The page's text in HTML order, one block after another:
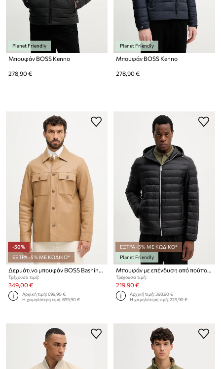
Planet Friendly
Μπουφάν BOSS Kenno
278,90 €
Planet Friendly
Μπουφάν BOSS Kenno
278,90 €
-50%
ΕΞΤΡΑ -5% ΜΕ ΚΩΔΙΚΟ*
Δερμάτινο μπουφάν BOSS Bashinah
Τρέχουσα τιμή:
349,00 €
Αρχική τιμή:699,90 €
Η χαμηλότερη τιμή:699,90 €
ΕΞΤΡΑ -5% ΜΕ ΚΩΔΙΚΟ*
Planet Friendly
Μπουφάν με επένδυση από πούπουλα BOSS Bashinah
Τρέχουσα τιμή:
219,90 €
Αρχική τιμή:398,90 €
Η χαμηλότερη τιμή:229,90 €